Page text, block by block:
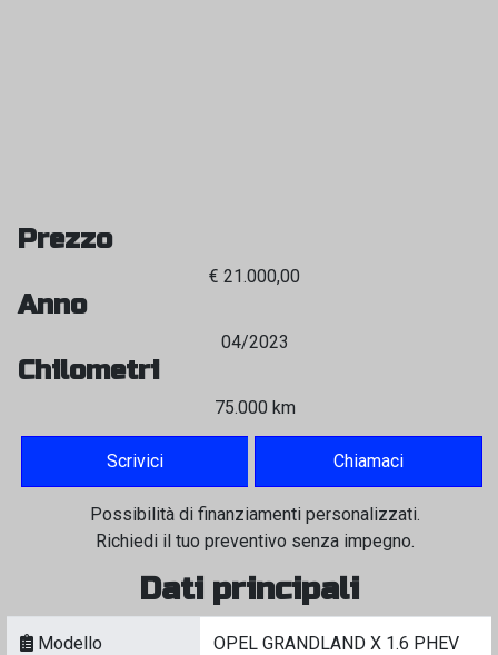
Prezzo
€ 21.000,00
Anno
04/2023
Chilometri
75.000 km
Scrivici Chiamaci
Possibilità di finanziamenti personalizzati.
Richiedi il tuo preventivo senza impegno.
Dati principali
Modello
OPEL GRANDLAND X 1.6 PHEV